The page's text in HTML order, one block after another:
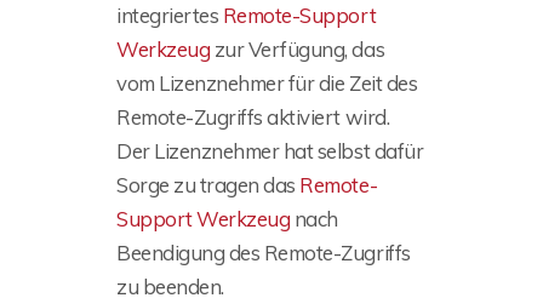
integriertes Remote-Support
Werkzeug zur Verfügung, das
vom Lizenznehmer für die Zeit des
Remote-Zugriffs aktiviert wird.
Der Lizenznehmer hat selbst dafür
Sorge zu tragen das Remote-
Support Werkzeug nach
Beendigung des Remote-Zugriffs
zu beenden.